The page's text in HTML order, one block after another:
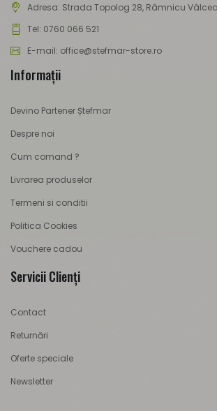
Adresa: Strada Topolog 28, Râmnicu
Tel: 0760 066 521
E-mail: office@stefmar-store.ro
Informaţii
Devino Partener Ștefmar
Despre noi
Cum comand ?
Livrarea produselor
Termeni si conditii
Politica Cookies
Vouchere cadou
Servicii Clienţi
Contact
Returnări
Oferte speciale
Newsletter